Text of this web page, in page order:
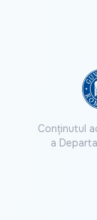
Conținutul
a